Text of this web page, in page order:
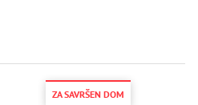
ZA SAVRŠEN DOM